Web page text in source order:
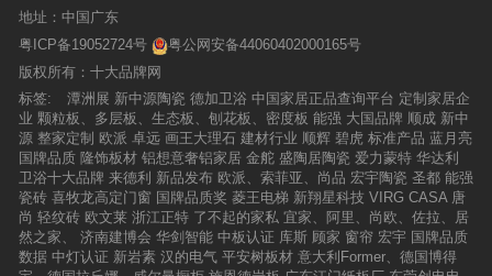
地址：中国广东
粤ICP备19052724号
粤公网安备44060402000165号
版权所有：十大品牌网
标签:
潭洲展 新中源陶瓷 德加卫浴 中国家居正品查询平台 定制家居企
业 颗粒板、多层板、生态板、刨花板、密度板 能强 大国品牌 顺成 新中
源 整家定制 欧派 卓远 画王大理石 建材行业 顺辉 碧虎 标准产品 蓝月亮
国牌品质 隆饰板材 铝想意奢铝家居 金舵 盛陶居陶瓷 爱力蒙特 华达利
卫浴十大品牌 来德利 新品发布 欧派、索菲亚、尚品 宏宇陶瓷 圣都 能强
瓷砖 喜牧龙高定门窗 国牌品质奖 菱王电梯 新翔星科技 VIRG CASA 唐
尚 轻纹砖 欧文莱 浙江正特 了不起的家私 宜家、阿里、尚欧、佐拉、居
然之家、
济南建博会 华剑智能 中板认证 库斯 顾家 窗帘 宏宇 国牌品质
数据 中灯认证 新岩素 汉的电气 平安树板材 意大利Former、德国博得